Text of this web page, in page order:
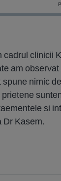
cadrul clinicii
am
spune nimic
si
Dr Kasem.